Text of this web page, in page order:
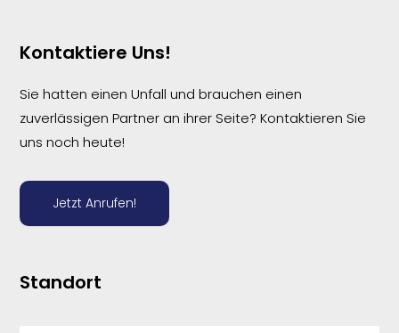
Kontaktiere Uns!
Sie hatten einen Unfall und brauchen einen
zuverlässigen Partner an ihrer Seite? Kontaktieren Sie
uns noch heute!
Jetzt Anrufen!
Standort